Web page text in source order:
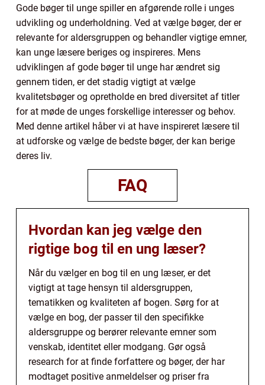
Gode bøger til unge spiller en afgørende rolle i unges
udvikling og underholdning. Ved at vælge bøger, der er
relevante for aldersgruppen og behandler vigtige emner,
kan unge læsere beriges og inspireres. Mens
udviklingen af gode bøger til unge har ændret sig
gennem tiden, er det stadig vigtigt at vælge
kvalitetsbøger og opretholde en bred diversitet af titler
for at møde de unges forskellige interesser og behov.
Med denne artikel håber vi at have inspireret læsere til
at udforske og vælge de bedste bøger, der kan berige
deres liv.
FAQ
Hvordan kan jeg vælge den
rigtige bog til en ung læser?
Når du vælger en bog til en ung læser, er det
vigtigt at tage hensyn til aldersgruppen,
tematikken og kvaliteten af bogen. Sørg for at
vælge en bog, der passer til den specifikke
aldersgruppe og berører relevante emner som
venskab, identitet eller modgang. Gør også
research for at finde forfattere og bøger, der har
modtaget positive anmeldelser og priser fra